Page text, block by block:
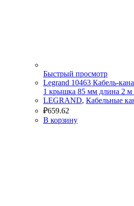
Быстрый просмотр
Legrand 10463 Кабель-
1 крышка 85 мм длина 2 м
LEGRAND, Кабельные
₽659.62
В корзину